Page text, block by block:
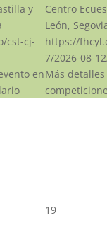
y
cst-cj-
en
Centro
León,
https://
7/2026-08-
Más
19